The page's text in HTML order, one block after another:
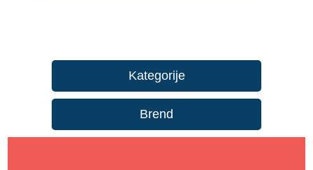
Kategorije
Brend